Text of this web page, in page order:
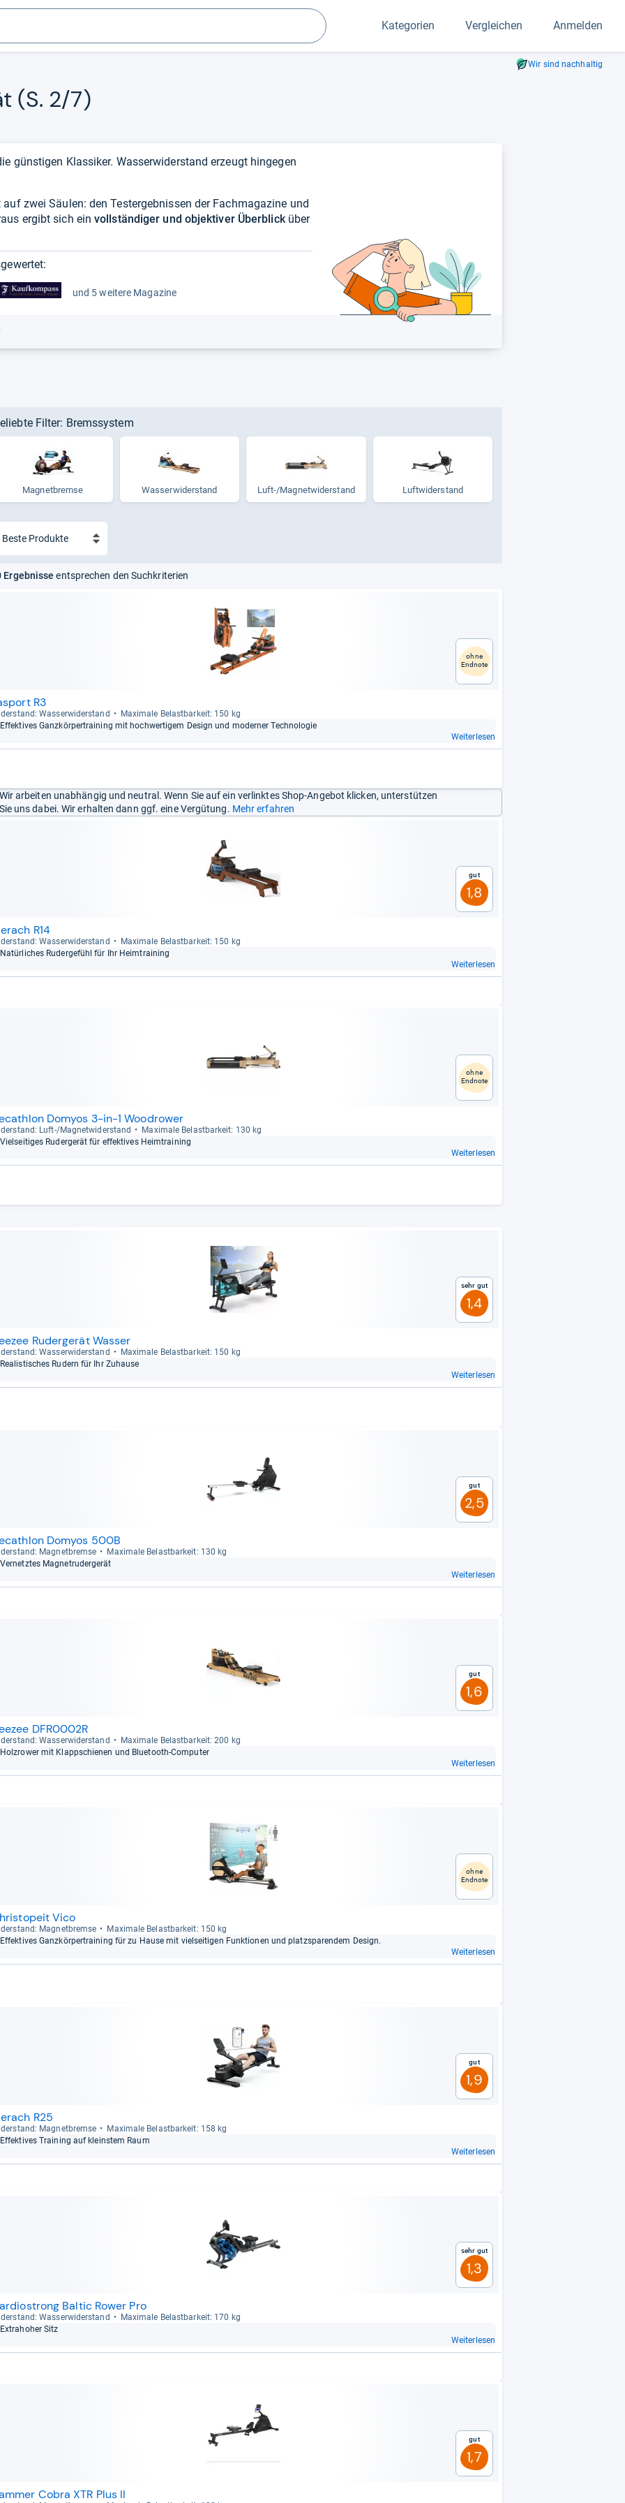
Suchen Kategorien Vergleichen Anmelden
Wir sind nachhaltig
(S. 2/7)
günstigen Klassiker. Wasserwiderstand erzeugt hingegen
zwei Säulen: den Testergebnissen der Fachmagazine und
ergibt sich einvollständiger und objektiver Überblicküber
und 5 weitere Magazine
Filter: Bremssystem
Magnet­bremse Was­ser­wi­der­stand Luft-​/Magnet­wi­der­stand Luft­wi­der­stand
Ergebnisse entsprechen den Suchkriterien
ohne
Endnote
R3
Was­ser­wi­der­stand
Maxi­male Belast­bar­keit: 150 kg
Effek­ti­ves Ganz­kör­per­trai­ning mit hoch­wer­ti­gem Design und moder­ner Tech­no­lo­gie
Weiterlesen
arbeiten unabhängig und neutral. Wenn Sie auf ein verlinktes Shop-Angebot klicken, unterstützen
uns dabei. Wir erhalten dann ggf. eine Vergütung. Mehr erfahren
Gut
1,8
R14
Was­ser­wi­der­stand
Maxi­male Belast­bar­keit: 150 kg
Natür­li­ches Ruder­ge­fühl für Ihr Heim­trai­ning
Weiterlesen
ohne
Endnote
Domyos 3-in-1 Woodrower
Luft-​/Magnet­wi­der­stand
Maxi­male Belast­bar­keit: 130 kg
Viel­sei­ti­ges Ruder­ge­rät für effek­ti­ves Heim­trai­ning
Weiterlesen
Sehr gut
1,4
Rudergerät Wasser
Was­ser­wi­der­stand
Maxi­male Belast­bar­keit: 150 kg
Rea­lis­ti­sches Rudern für Ihr Zuhause
Weiterlesen
Gut
2,5
Domyos 500B
Magnet­bremse
Maxi­male Belast­bar­keit: 130 kg
Ver­netz­tes Magne­tru­der­ge­rät
Weiterlesen
Gut
1,6
DFR0002R
Was­ser­wi­der­stand
Maxi­male Belast­bar­keit: 200 kg
Holz­rower mit Klapp­schie­nen und Blue­tooth-​Com­pu­ter
Weiterlesen
ohne
Endnote
Vico
Magnet­bremse
Maxi­male Belast­bar­keit: 150 kg
Effek­ti­ves Ganz­kör­per­trai­ning für zu Hause mit viel­sei­ti­gen Funk­tio­nen und platz­spa­ren­dem Design.
Weiterlesen
Gut
1,9
R25
Magnet­bremse
Maxi­male Belast­bar­keit: 158 kg
Effek­ti­ves Trai­ning auf kleins­tem Raum
Weiterlesen
Sehr gut
1,3
Baltic Rower Pro
Was­ser­wi­der­stand
Maxi­male Belast­bar­keit: 170 kg
Extra­ho­her Sitz
Weiterlesen
Gut
1,7
Cobra XTR Plus II